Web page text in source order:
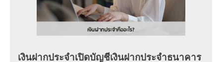
เงินฝากประจำเปิดบัญชีเงินฝากประจําธนาคาร